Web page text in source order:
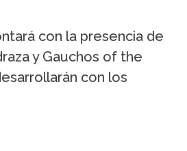
con la presencia de
y Gauchos of the
con los